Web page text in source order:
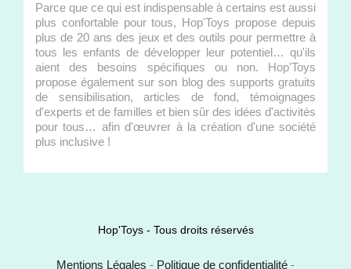
Parce que ce qui est indispensable à certains est aussi
plus confortable pour tous, Hop'Toys propose depuis
plus de 20 ans des jeux et des outils pour permettre à
tous les enfants de développer leur potentiel… qu'ils
aient des besoins spécifiques ou non. Hop'Toys
propose également sur son blog des supports gratuits
de sensibilisation, articles de fond, témoignages
d'experts et de familles et bien sûr des idées d'activités
pour tous… afin d'œuvrer à la création d'une société
plus inclusive !
Hop'Toys - Tous droits réservés
Mentions Légales - Politique de confidentialité -